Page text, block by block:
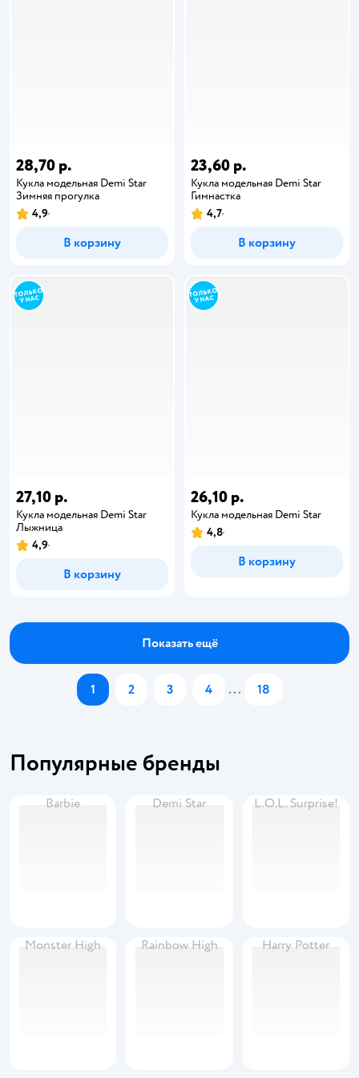
28,70 р.
Кукла модельная Demi Star
Зимняя прогулка
4,9
В корзину
23,60 р.
Кукла модельная Demi Star
Гимнастка
4,7
В корзину
27,10 р.
Кукла модельная Demi Star
Лыжница
4,9
В корзину
26,10 р.
Кукла модельная Demi Star
4,8
В корзину
Показать ещё
1 2 3 4 ... 18
Популярные бренды
Barbie Demi Star L.O.L. Surprise!
Monster High Rainbow High Harry Potter